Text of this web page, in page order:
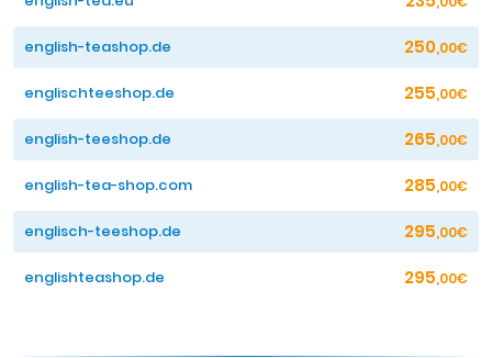
english-teashop.de 250,00€
englischteeshop.de 255,00€
english-teeshop.de 265,00€
english-tea-shop.com 285,00€
englisch-teeshop.de 295,00€
englishteashop.de 295,00€